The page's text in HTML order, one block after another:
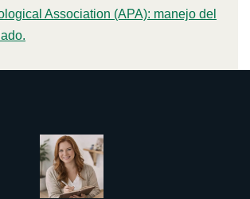
Association (APA): manejo del